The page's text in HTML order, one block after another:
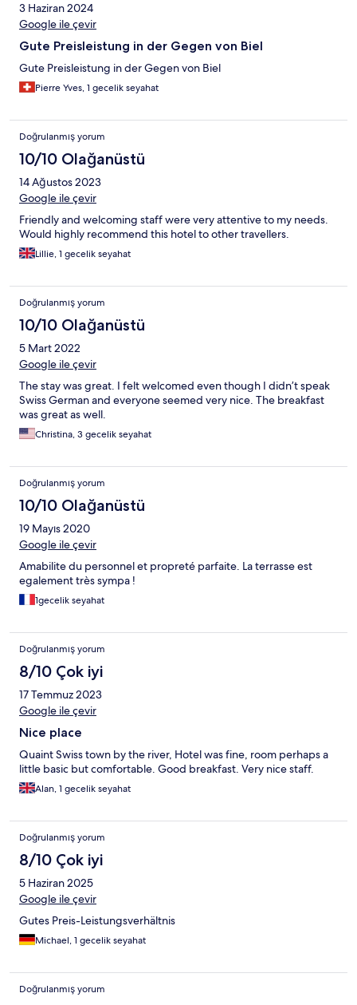
3 Haziran 2024
Google ile çevir
Gute Preisleistung in der Gegen von Biel
Gute Preisleistung in der Gegen von Biel
Pierre Yves, 1 gecelik seyahat
Doğrulanmış yorum
10/10 Olağanüstü
14 Ağustos 2023
Google ile çevir
Friendly and welcoming staff were very attentive to my needs.
Would highly recommend this hotel to other travellers.
Lillie, 1 gecelik seyahat
Doğrulanmış yorum
10/10 Olağanüstü
5 Mart 2022
Google ile çevir
The stay was great. I felt welcomed even though I didn’t speak
Swiss German and everyone seemed very nice. The breakfast
was great as well.
Christina, 3 gecelik seyahat
Doğrulanmış yorum
10/10 Olağanüstü
19 Mayıs 2020
Google ile çevir
Amabilite du personnel et propreté parfaite. La terrasse est
egalement très sympa !
1gecelik seyahat
Doğrulanmış yorum
8/10 Çok iyi
17 Temmuz 2023
Google ile çevir
Nice place
Quaint Swiss town by the river, Hotel was fine, room perhaps a
little basic but comfortable. Good breakfast. Very nice staff.
Alan, 1 gecelik seyahat
Doğrulanmış yorum
8/10 Çok iyi
5 Haziran 2025
Google ile çevir
Gutes Preis-Leistungsverhältnis
Michael, 1 gecelik seyahat
Doğrulanmış yorum